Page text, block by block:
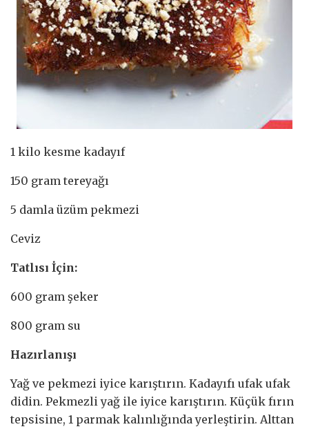
1 kilo kesme kadayıf
150 gram tereyağı
5 damla üzüm pekmezi
Ceviz
Tatlısı İçin:
600 gram şeker
800 gram su
Hazırlanışı
Yağ ve pekmezi iyice karıştırın. Kadayıfı ufak ufak
didin. Pekmezli yağ ile iyice karıştırın. Küçük fırın
tepsisine, 1 parmak kalınlığında yerleştirin. Alttan